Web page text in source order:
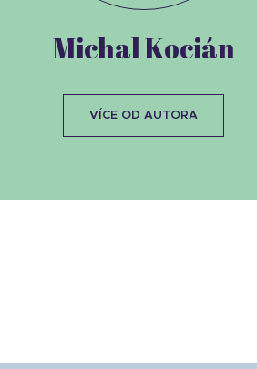
Michal Kocián
VÍCE OD AUTORA